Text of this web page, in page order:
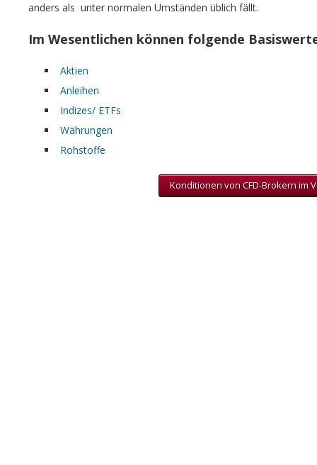
anders als unter normalen Umständen üblich fällt.
Im Wesentlichen können folgende
Aktien
Anleihen
Indizes/ ETFs
Währungen
Rohstoffe
Konditionen von CFD-Brokern im